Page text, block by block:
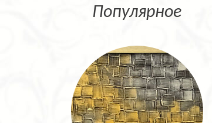
Популярное